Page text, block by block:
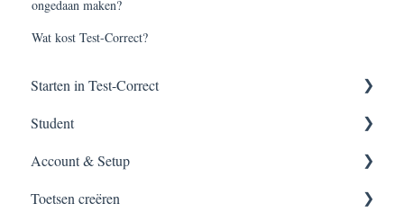
ongedaan maken?
Wat kost Test-Correct?
Starten in Test-Correct
Content vinden
Toets construeren
Afnemen van een toets
Student
Applicatie meldingen
Applicatie installeren
Account & Setup
Inloggen
Toetsen creëren